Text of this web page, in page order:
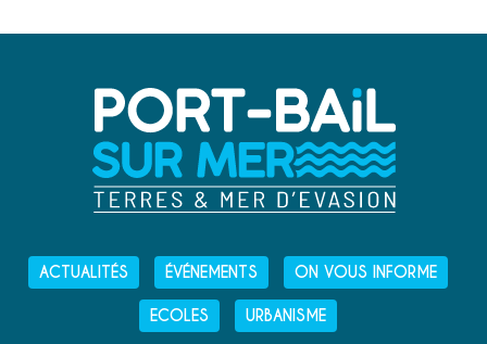
ACTUALITÉS ÉVÉNEMENTS ON VOUS INFORME
ECOLES URBANISME